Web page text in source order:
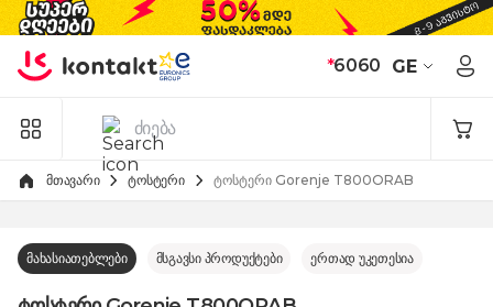
Skip to Content
*6060 GE
მთავარი ტოსტერი ტოსტერი Gorenje T800ORAB
მახასიათებლები მსგავსი პროდუქტები ერთად უკეთესია